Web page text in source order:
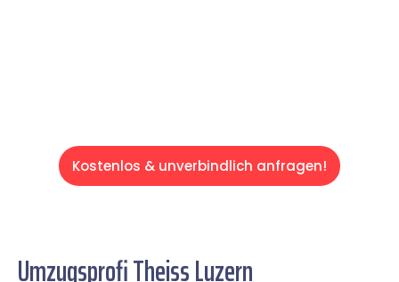
Kostenlos & unverbindlich anfragen!
Umzugsprofi Theiss Luzern